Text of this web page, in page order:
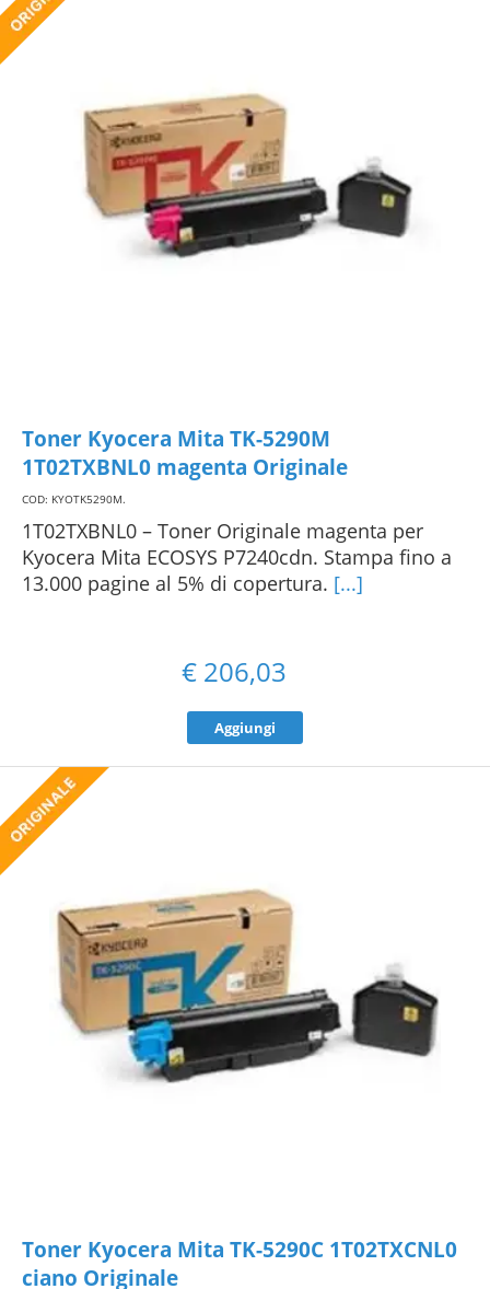
Toner Kyocera Mita TK-5290M
1T02TXBNL0 magenta Originale
COD: KYOTK5290M.
1T02TXBNL0 – Toner Originale magenta per
Kyocera Mita ECOSYS P7240cdn. Stampa fino a
13.000 pagine al 5% di copertura. [...]
€ 206,03
Aggiungi
Toner Kyocera Mita TK-5290C 1T02TXCNL0
ciano Originale